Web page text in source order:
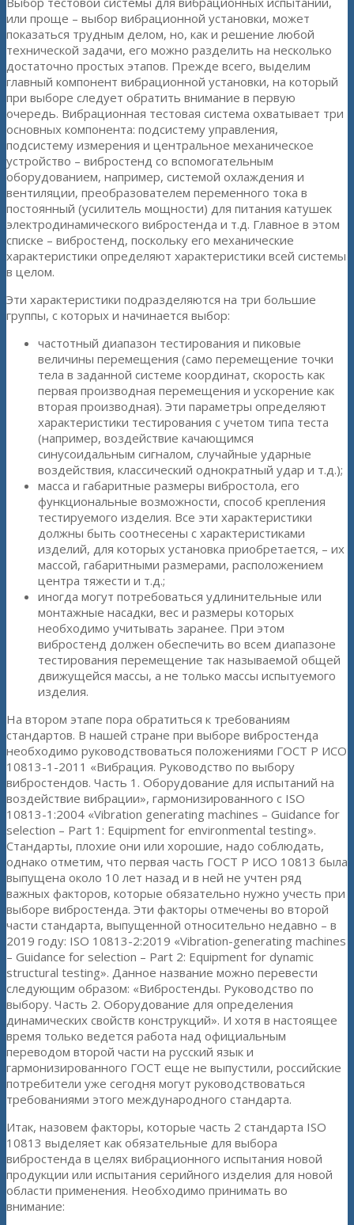
или проще – выбор вибрационной установки, может
показаться трудным делом, но, как и решение любой
технической задачи, его можно разделить на несколько
достаточно простых этапов. Прежде всего, выделим
главный компонент вибрационной установки, на который
при выборе следует обратить внимание в первую
очередь. Вибрационная тестовая система охватывает три
основных компонента: подсистему управления,
подсистему измерения и центральное механическое
устройство – вибростенд со вспомогательным
оборудованием, например, системой охлаждения и
вентиляции, преобразователем переменного тока в
постоянный (усилитель мощности) для питания катушек
электродинамического вибростенда и т.д. Главное в этом
списке – вибростенд, поскольку его механические
характеристики определяют характеристики всей системы
в целом.
Эти характеристики подразделяются на три большие
группы, с которых и начинается выбор:
частотный диапазон тестирования и пиковые
величины перемещения (само перемещение точки
тела в заданной системе координат, скорость как
первая производная перемещения и ускорение как
вторая производная). Эти параметры определяют
характеристики тестирования с учетом типа теста
(например, воздействие качающимся
синусоидальным сигналом, случайные ударные
воздействия, классический однократный удар и т.д.);
масса и габаритные размеры вибростола, его
функциональные возможности, способ крепления
тестируемого изделия. Все эти характеристики
должны быть соотнесены с характеристиками
изделий, для которых установка приобретается, – их
массой, габаритными размерами, расположением
центра тяжести и т.д.;
иногда могут потребоваться удлинительные или
монтажные насадки, вес и размеры которых
необходимо учитывать заранее. При этом
вибростенд должен обеспечить во всем диапазоне
тестирования перемещение так называемой общей
движущейся массы, а не только массы испытуемого
изделия.
На втором этапе пора обратиться к требованиям
стандартов. В нашей стране при выборе вибростенда
необходимо руководствоваться положениями ГОСТ Р ИСО
10813-1-2011 «Вибрация. Руководство по выбору
вибростендов. Часть 1. Оборудование для испытаний на
воздействие вибрации», гармонизированного с ISO
10813-1:2004 «Vibration generating machines – Guidance for
selection – Part 1: Equipment for environmental testing».
Стандарты, плохие они или хорошие, надо соблюдать,
однако отметим, что первая часть ГОСТ Р ИСО 10813 была
выпущена около 10 лет назад и в ней не учтен ряд
важных факторов, которые обязательно нужно учесть при
выборе вибростенда. Эти факторы отмечены во второй
части стандарта, выпущенной относительно недавно – в
2019 году: ISO 10813-2:2019 «Vibration-generating machines
– Guidance for selection – Part 2: Equipment for dynamic
structural testing». Данное название можно перевести
следующим образом: «Вибростенды. Руководство по
выбору. Часть 2. Оборудование для определения
динамических свойств конструкций». И хотя в настоящее
время только ведется работа над официальным
переводом второй части на русский язык и
гармонизированного ГОСТ еще не выпустили, российские
потребители уже сегодня могут руководствоваться
требованиями этого международного стандарта.
Итак, назовем факторы, которые часть 2 стандарта ISO
10813 выделяет как обязательные для выбора
вибростенда в целях вибрационного испытания новой
продукции или испытания серийного изделия для новой
области применения. Необходимо принимать во
внимание: